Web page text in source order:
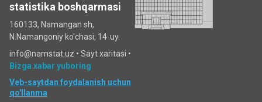
statistika boshqarmasi
160133, Namangan sh,
N.Namangoniy ko'chasi, 14-uy.
info@namstat.uz • Sayt xaritasi •
Bizga xabar yuboring
Veb-saytdan foydalanish uchun
qo'llanma